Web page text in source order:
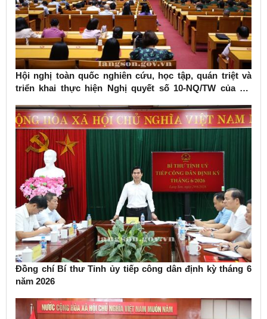
Hội nghị toàn quốc nghiên cứu, học tập, quán triệt và
triển khai thực hiện Nghị quyết số 10-NQ/TW của Bộ
Đồng chí Bí thư Tỉnh ủy tiếp công dân định kỳ tháng 6
năm 2026